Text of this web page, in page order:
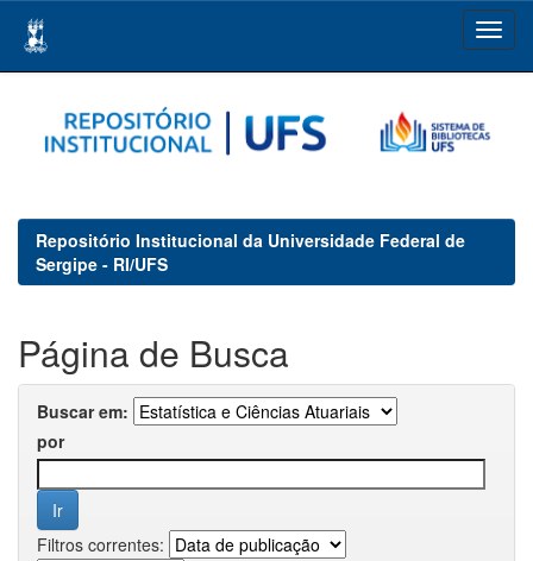
navigation
Repositório Institucional da Universidade Federal de
Sergipe - RI/UFS
Página de Busca
Buscar em:
por
Filtros correntes: